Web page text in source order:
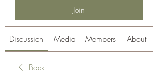
Join
Discussion Media Members About
Back